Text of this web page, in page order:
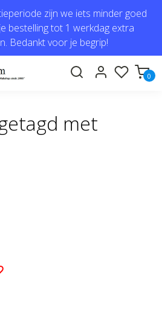
zijn we iets minder goed
bestelling tot 1 werkdag extra
Bedankt voor je begrip!
0
met